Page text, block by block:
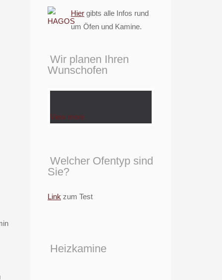
Hier gibts alle Infos rund
um Öfen und Kamine.
Wir planen Ihren
Wunschofen
View more
Welcher Ofentyp sind
Sie?
Link zum Test
Heizkamine